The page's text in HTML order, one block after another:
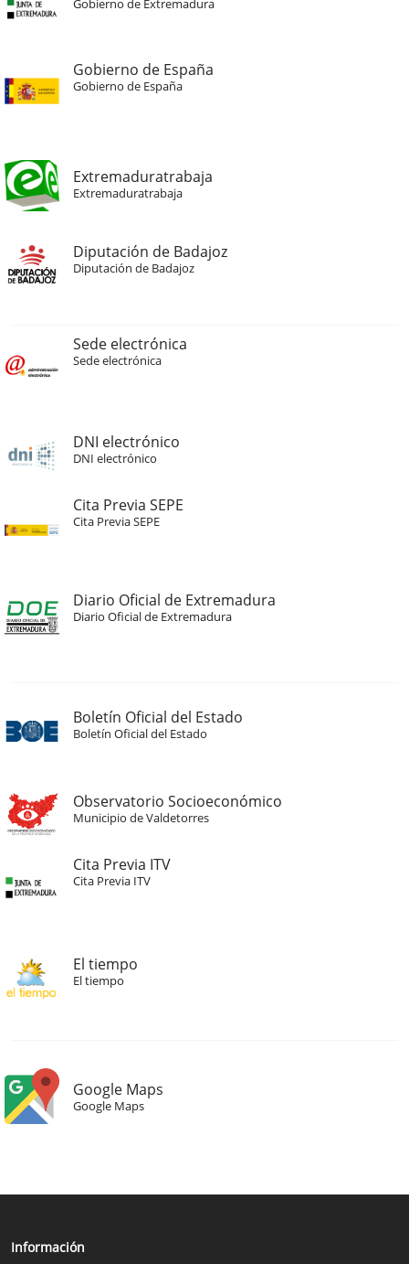
Gobierno de Extremadura
Gobierno de España
Gobierno de España
Extremaduratrabaja
Extremaduratrabaja
Diputación de Badajoz
Diputación de Badajoz
Sede electrónica
Sede electrónica
DNI electrónico
DNI electrónico
Cita Previa SEPE
Cita Previa SEPE
Diario Oficial de Extremadura
Diario Oficial de Extremadura
Boletín Oficial del Estado
Boletín Oficial del Estado
Observatorio Socioeconómico
Municipio de Valdetorres
Cita Previa ITV
Cita Previa ITV
El tiempo
El tiempo
Google Maps
Google Maps
Información